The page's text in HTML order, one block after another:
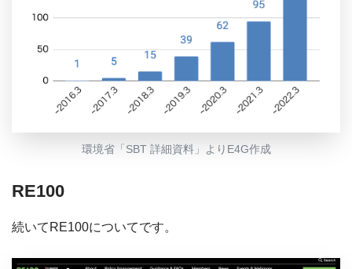
環境省「SBT 詳細資料」よりE4G作成
RE100
続いてRE100についてです。